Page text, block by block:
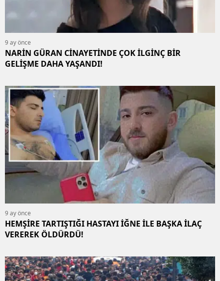
9 ay önce
NARİN GÜRAN CİNAYETİNDE ÇOK İLGİNÇ BİR
GELİŞME DAHA YAŞANDI!
9 ay önce
HEMŞİRE TARTIŞTIĞI HASTAYI İĞNE İLE BAŞKA İLAÇ
VEREREK ÖLDÜRDÜ!